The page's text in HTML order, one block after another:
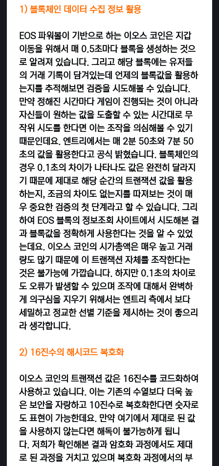
1) 블록체인 데이터 수집 정보 활용
EOS 파워볼이 기반으로 하는 이오스 코인은 지갑
이동을 위해서 매 0.5초마다 블록을 생성하는 것으
로 알려져 있습니다. 그리고 해당 블록에는 유저들
의 거래 기록이 담겨있는데 언제의 블록값을 활용하
는지를 추적해보면 검증을 시도해볼 수 있습니다.
만약 정해진 시간마다 게임이 진행되는 것이 아니라
자신들이 원하는 값을 도출할 수 있는 시간대로 무
작위 시도를 한다면 이는 조작을 의심해볼 수 있기
때문인데요. 엔트리에서는 매 2분 50초와 7분 50
초의 값을 활용한다고 공식 밝혔습니다. 블록체인의
경우 0.1초의 차이가 나타나도 값은 완전히 달라지
기 때문에 제대로 해당 순간의 트랜잭션 값을 활용
하는지, 조금의 차이도 없는지를 따져보는 것이 매
우 중요한 검증의 첫 단계라고 할 수 있습니다. 그리
하여 EOS 블록의 정보조회 사이트에서 시도해본 결
과 블록값을 정확하게 사용한다는 것을 알 수 있었
는데요. 이오스 코인의 시가총액은 매우 높고 거래
량도 많기 때문에 이 트랜잭션 자체를 조작한다는
것은 불가능에 가깝습니다. 하지만 0.1초의 차이로
도 오류가 발생할 수 있으며 조작에 대해서 완벽하
게 의구심을 지우기 위해서는 엔트리 측에서 보다
세밀하고 정교한 선별 기준을 제시하는 것이 좋으리
라 생각합니다.
2) 16진수의 해시코드 복호화
이오스 코인의 트랜잭션 값은 16진수를 코드화하여
사용하고 있습니다. 이는 기존의 수열보다 더욱 높
은 보안을 자랑하고 10진수로 복호화한다면 숫자로
도 표현이 가능한데요. 만약 여기에서 제대로 된 값
을 사용하지 않는다면 해독이 불가능하게 됩니
다. 저희가 확인해본 결과 암호화 과정에서도 제대
로 된 과정을 거치고 있으며 복호화 과정에서의 부